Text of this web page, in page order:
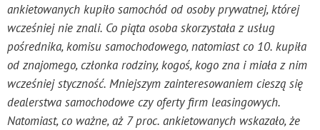
ankietowanych kupiło samochód od osoby prywatnej, której
wcześniej nie znali. Co piąta osoba skorzystała z usług
pośrednika, komisu samochodowego, natomiast co 10. kupiła
od znajomego, członka rodziny, kogoś, kogo zna i miała z nim
wcześniej styczność. Mniejszym zainteresowaniem cieszą się
dealerstwa samochodowe czy oferty firm leasingowych.
Natomiast, co ważne, aż 7 proc. ankietowanych wskazało, że